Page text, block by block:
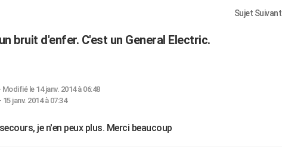
Sujet Suivant
bruit d'enfer. C'est un General Electric.
Modifié le 14 janv. 2014 à 06:48
15 janv. 2014 à 07:34
je n'en peux plus. Merci beaucoup